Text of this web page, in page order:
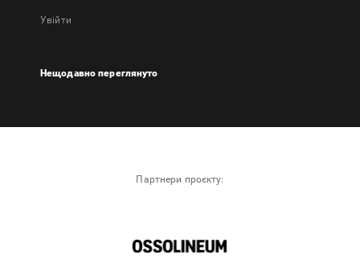
Увійти
Нещодавно переглянуто
Партнери проєкту: